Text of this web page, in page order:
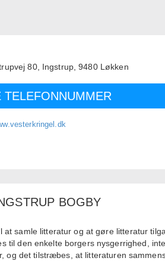
80, Ingstrup, 9480 Løkken
TELEFONNUMMER
BOGBY
at samle litteratur og at gøre litteratur
til den enkelte borgers nysgerrighed,
og det tilstræbes, at litteraturen